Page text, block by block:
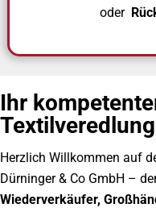
oder
Ihr
Textilveredlung
Herzlich Willkommen auf
Dürninger & Co GmbH –
Wiederverkäufer,